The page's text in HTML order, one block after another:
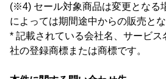
(※4) セール対象商品は変更となる
によっては期間途中からの販売と
* 記載されている会社名、サービ
社の登録商標または商標です。